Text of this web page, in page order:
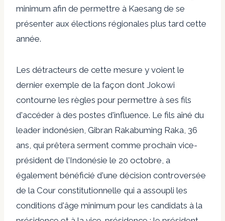
minimum afin de permettre à Kaesang de se
présenter aux élections régionales plus tard cette
année.
Les détracteurs de cette mesure y voient le
dernier exemple de la façon dont Jokowi
contourne les règles pour permettre à ses fils
d'accéder à des postes d'influence. Le fils aîné du
leader indonésien, Gibran Rakabuming Raka, 36
ans, qui prêtera serment comme prochain vice-
président de l'Indonésie le 20 octobre, a
également bénéficié d'une décision controversée
de la Cour constitutionnelle qui a assoupli les
conditions d'âge minimum pour les candidats à la